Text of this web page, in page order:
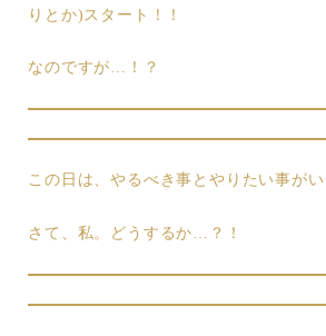
りとか)スタート！！
なのですが…！？
この日は、やるべき事とやりたい事がい
さて、私。どうするか…？！